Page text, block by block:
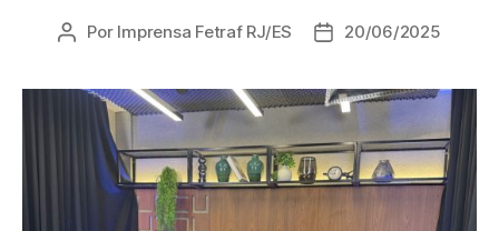
Por Imprensa Fetraf RJ/ES 20/06/2025